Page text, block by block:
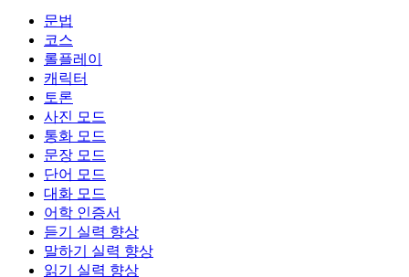
문법
코스
롤플레이
캐릭터
토론
사진 모드
통화 모드
문장 모드
단어 모드
대화 모드
어학 인증서
듣기 실력 향상
말하기 실력 향상
읽기 실력 향상